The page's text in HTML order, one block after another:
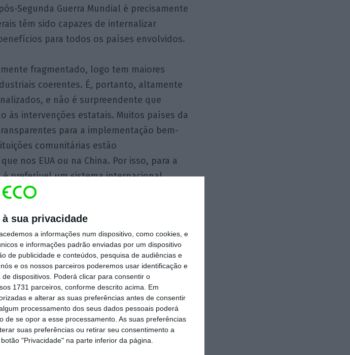
sua privacidade
a informações num dispositivo, como cookies, e
e informações padrão enviadas por um dispositivo
de publicidade e conteúdos, pesquisa de audiências e
e os nossos parceiros poderemos usar identificação e
dispositivos. Poderá clicar para consentir o
1731 parceiros, conforme descrito acima. Em
e alterar as suas preferências antes de consentir
processamento dos seus dados pessoais poderá
se opor a esse processamento. As suas preferências
suas preferências ou retirar seu consentimento a
"Privacidade" na parte inferior da página.
Segunda Guerra Mundial é precisamente
têm sido capazes de internalizar
para todos os países envolvidos.
fragmentado, logo tem maiores
coerentes. É, portanto, altamente
e não é surpreendente que
às intervenções estatais. Muitos países da
para a implementação bem-
comunitárias estão
nos EUA ou na China. Por isso, para a
é preferível um sistema internacional
potências possam ignorar acordos
geopolíticos sem ter em conta os
No entanto, podemos ainda
a política industrial. Por exemplo,
a supervisão directa de instituições
A União poderia promover uma maior
reduzir ineficiências. As instituições
especialmente nas áreas de defesa,
também uma gestão mais eficiente